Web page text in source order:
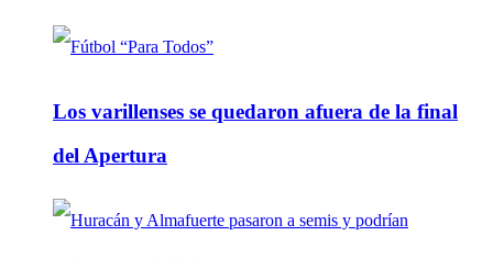
Los varillenses se quedaron afuera de la final
del Apertura